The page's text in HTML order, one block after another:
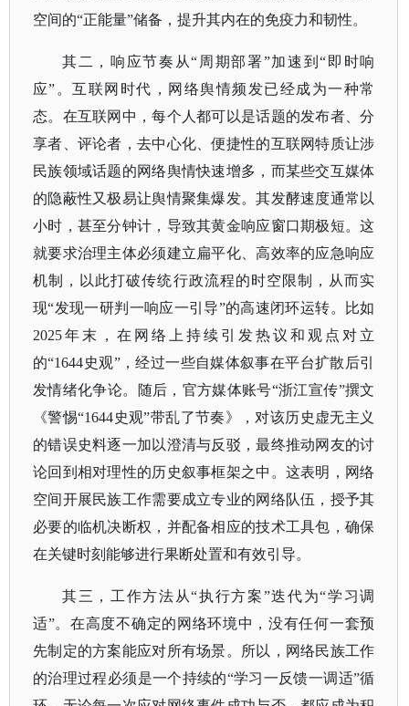
空间的“正能量”储备，提升其内在的免疫力和韧性。
其二，响应节奏从“周期部署”加速到“即时响
应”。互联网时代，网络舆情频发已经成为一种常
态。在互联网中，每个人都可以是话题的发布者、分
享者、评论者，去中心化、便捷性的互联网特质让涉
民族领域话题的网络舆情快速增多，而某些交互媒体
的隐蔽性又极易让舆情聚集爆发。其发酵速度通常以
小时，甚至分钟计，导致其黄金响应窗口期极短。这
就要求治理主体必须建立扁平化、高效率的应急响应
机制，以此打破传统行政流程的时空限制，从而实
现“发现一研判一响应一引导”的高速闭环运转。比如
2025年末，在网络上持续引发热议和观点对立
的“1644史观”，经过一些自媒体叙事在平台扩散后引
发情绪化争论。随后，官方媒体账号“浙江宣传”撰文
《警惕“1644史观”带乱了节奏》，对该历史虚无主义
的错误史料逐一加以澄清与反驳，最终推动网友的讨
论回到相对理性的历史叙事框架之中。这表明，网络
空间开展民族工作需要成立专业的网络队伍，授予其
必要的临机决断权，并配备相应的技术工具包，确保
在关键时刻能够进行果断处置和有效引导。
其三，工作方法从“执行方案”迭代为“学习调
适”。在高度不确定的网络环境中，没有任何一套预
先制定的方案能应对所有场景。所以，网络民族工作
的治理过程必须是一个持续的“学习一反馈一调适”循